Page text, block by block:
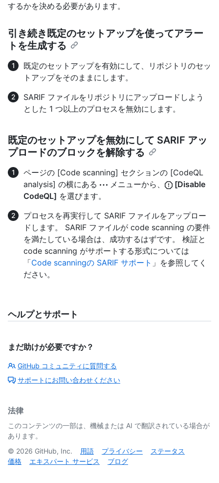
するかを決める必要があります。
引き続き既定のセットアップを使ってアラー
トを生成する
既定のセットアップを有効にして、リポジトリのセッ
トアップをそのままにします。
SARIF ファイルをリポジトリにアップロードしよう
とした 1 つ以上のプロセスを無効にします。
既定のセットアップを無効にして SARIF アッ
プロードのブロックを解除する
ページの [Code scanning] セクションの [CodeQL
analysis] の横にある
メニューから、
[Disable
CodeQL] を選びます。
プロセスを再実行して SARIF ファイルをアップロー
ドします。 SARIF ファイルが code scanning の要件
を満たしている場合は、成功するはずです。 検証と
code scanning がサポートする形式については
「Code scanningの SARIF サポート 」を参照してく
ださい。
ヘルプとサポート
まだ助けが必要ですか？
GitHub コミュニティに質問する
サポートにお問い合わせください
法律
このコンテンツの一部は、機械または AI で翻訳されている場合が
あります。
© 2026 GitHub, Inc. 用語 プライバシー
ステータス
価格
エキスパート サービス ブログ